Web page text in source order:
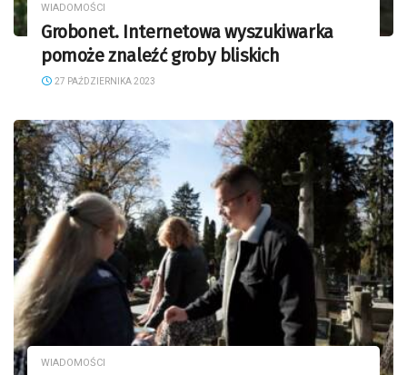
WIADOMOŚCI
Grobonet. Internetowa wyszukiwarka
pomoże znaleźć groby bliskich
27 PAŹDZIERNIKA 2023
WIADOMOŚCI